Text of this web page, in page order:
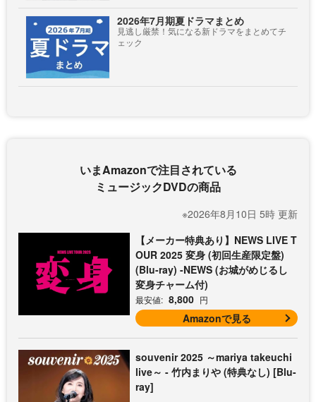
2026年7月期夏ドラマまとめ
見逃し厳禁！気になる新ドラマをまとめてチ
ェック
いまAmazonで注目されている
ミュージックDVDの商品
※2026年8月10日 5時 更新
【メーカー特典あり】NEWS LIVE T
OUR 2025 変身 (初回生産限定盤)
(Blu-ray) -NEWS (お城がめじるし
変身チャーム付)
最安値: 8,800 円
Amazonで見る
souvenir 2025 ～mariya takeuchi
live～ - 竹内まりや (特典なし) [Blu-
ray]